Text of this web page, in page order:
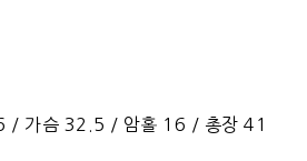
/ 가슴 32.5 / 암홀 16 / 총장 41